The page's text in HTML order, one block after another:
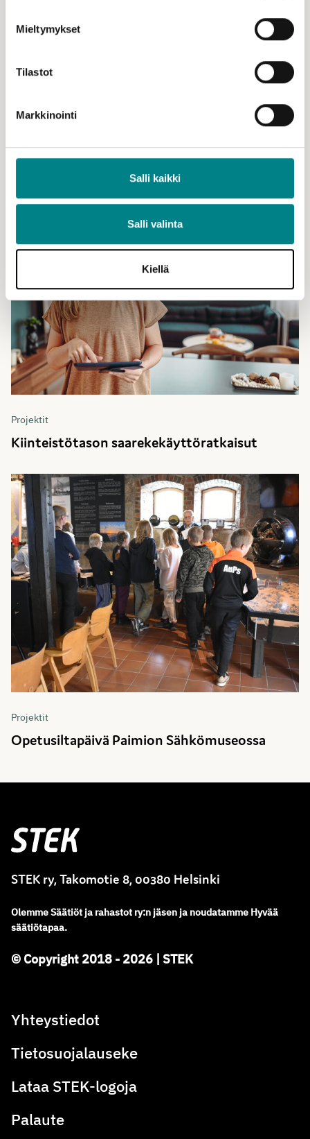
Mieltymykset
Tilastot
Markkinointi
Salli kaikki
Salli valinta
Kiellä
kaupungeissa (ECADEC)
Projektit
Kiinteistötason saarekekäyttöratkaisut
Projektit
Opetusiltapäivä Paimion Sähkömuseossa
Stek
STEK ry, Takomotie 8, 00380 Helsinki
OlemmeSäätiöt ja rahastot ry:n jäsen ja noudatamme Hyvää
säätiötapaa.
© Copyright 2018 - 2026 | STEK
Yhteystiedot
Tietosuojalauseke
Lataa STEK-logoja
Palaute